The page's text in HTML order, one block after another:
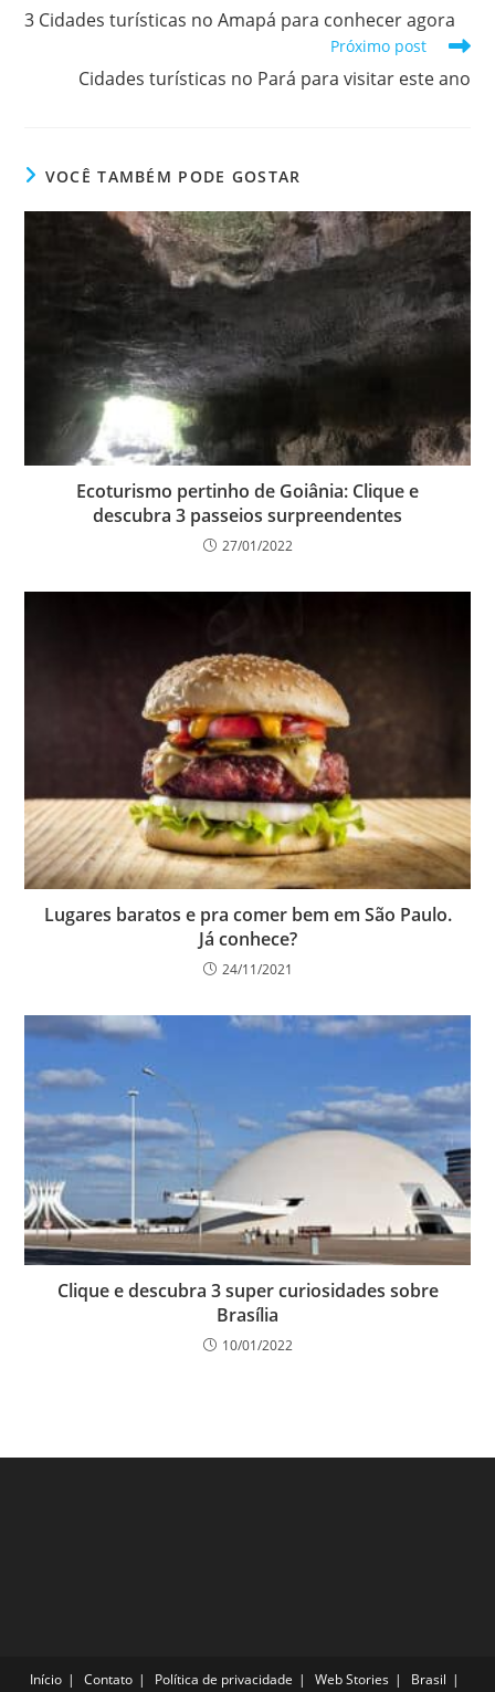
artigos
3 Cidades turísticas no Amapá para conhecer agora
Próximo post
Cidades turísticas no Pará para visitar este ano
VOCÊ TAMBÉM PODE GOSTAR
Ecoturismo pertinho de Goiânia: Clique e
descubra 3 passeios surpreendentes
27/01/2022
Lugares baratos e pra comer bem em São Paulo.
Já conhece?
24/11/2021
Clique e descubra 3 super curiosidades sobre
Brasília
10/01/2022
Início Contato Política de privacidade Web Stories
Brasil